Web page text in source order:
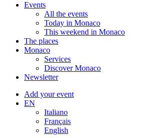
Events
All the events
Today in Monaco
This weekend in Monaco
The places
Monaco
Services
Discover Monaco
Newsletter
Add your event
EN
Italiano
Français
English